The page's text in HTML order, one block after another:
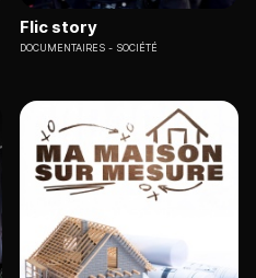
Flic story
DOCUMENTAIRES SOCIÉTÉ